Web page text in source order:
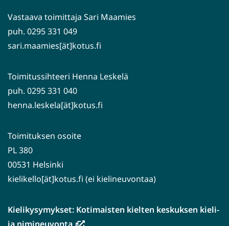
Vastaava toimittaja Sari Maamies
puh. 0295 331 049
sari.maamies[ät]kotus.fi
Toimitussihteeri Henna Leskelä
puh. 0295 331 040
henna.leskela[ät]kotus.fi
Toimituksen osoite
PL 380
00531 Helsinki
kielikello[ät]kotus.fi (ei kielineuvontaa)
Kielikysymykset: Kotimaisten kielten keskuksen kieli-
(avautuu